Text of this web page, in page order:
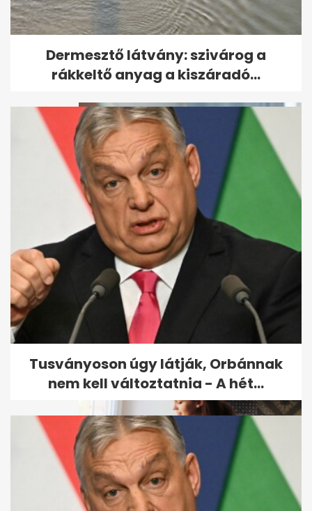
Egy új kapcsolat alakulását a
visszatérő felfázás is...
„Amikor már a vállad is a
fülednél van” – így...
Dermesztő látvány: szivárog a
rákkeltő anyag a kiszáradó...
Tusványoson úgy látják, Orbánnak
nem kell változtatnia - A hét...